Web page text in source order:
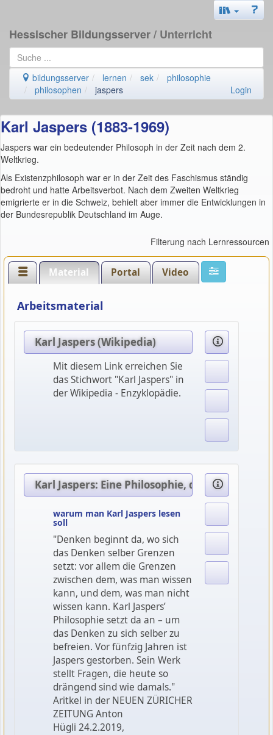
Hessischer Bildungsserver/ Unterricht
bildungsserver lernen sek
philosophie
philosophen
jaspers Login
Karl Jaspers (1883-1969)
Jaspers war ein bedeutender Philosoph in der Zeit nach dem 2.
Weltkrieg.
Als Existenzphilosoph war er in der Zeit des Faschismus ständig
bedroht und hatte Arbeitsverbot. Nach dem Zweiten Weltkrieg
emigrierte er in die Schweiz, behielt aber immer die Entwicklungen in
der Bundesrepublik Deutschland im Auge.
Filterung nach Lernressourcen
Material Portal Video
Arbeitsmaterial
Karl Jaspers (Wikipedia)
Mit diesem Link erreichen Sie
das Stichwort "Karl Jaspers" in
der Wikipedia - Enzyklopädie.
Karl Jaspers: Eine Philosophie, der es ums
warum man Karl Jaspers lesen
soll
"Denken beginnt da, wo sich
das Denken selber Grenzen
setzt: vor allem die Grenzen
zwischen dem, was man wissen
kann, und dem, was man nicht
wissen kann. Karl Jaspers’
Philosophie setzt da an – um
das Denken zu sich selber zu
befreien. Vor fünfzig Jahren ist
Jaspers gestorben. Sein Werk
stellt Fragen, die heute so
drängend sind wie damals."
Aritkel in der NEUEN ZÜRICHER
ZEITUNG Anton
Hügli 24.2.2019,